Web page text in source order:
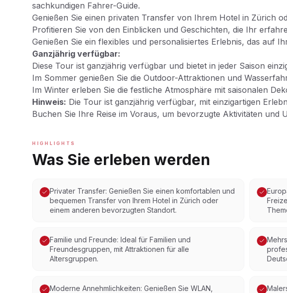
sachkundigen Fahrer-Guide.
Genießen Sie einen privaten Transfer von Ihrem Hotel in Zürich
Profitieren Sie von den Einblicken und Geschichten, die Ihr
Genießen Sie ein flexibles und personalisiertes Erlebnis, das auf
Ganzjährig verfügbar:
Diese Tour ist ganzjährig verfügbar und bietet in jeder Saison
Im Sommer genießen Sie die Outdoor-Attraktionen und
Im Winter erleben Sie die festliche Atmosphäre mit saisonalen
Hinweis: Die Tour ist ganzjährig verfügbar, mit einzigartigen
Buchen Sie Ihre Reise im Voraus, um bevorzugte Aktivitäten und
HIGHLIGHTS
Was Sie erleben werden
Privater Transfer: Genießen Sie einen komfortablen und
bequemen Transfer von Ihrem Hotel in Zürich oder
einem anderen bevorzugten Standort.
Familie und Freunde: Ideal für Familien und
Freundesgruppen, mit Attraktionen für alle
Altersgruppen.
Moderne Annehmlichkeiten: Genießen Sie WLAN,